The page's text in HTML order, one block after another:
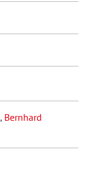
, Bernhard